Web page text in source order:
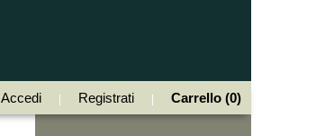
Accedi Registrati Carrello (0)